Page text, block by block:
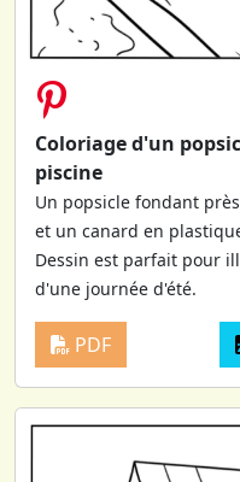
Coloriage d'un
piscine
Un popsicle fondant
et un canard en
Dessin est parfait pour
d'une journée d'été.
PDF